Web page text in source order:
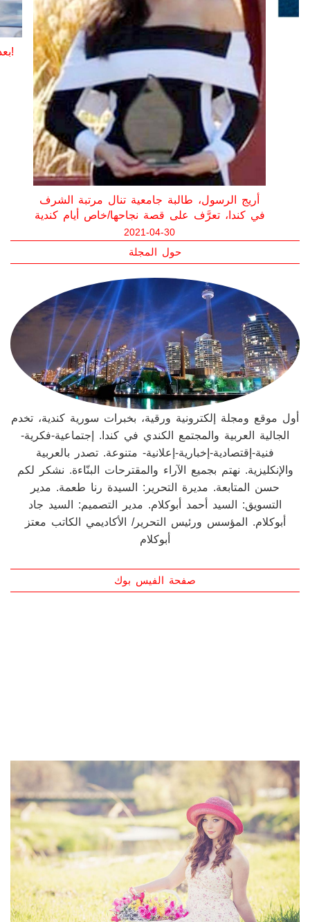
بعد أن كان يغسل السيارات، تخيلوا ماذا أصبح!
أريج الرسول، طالبة جامعية تنال مرتبة الشرف
في كندا، تعرَّف على قصة نجاحها/خاص أيام كندية
2021-04-30
حول المجلة
أول موقع ومجلة إلكترونية ورقية، بخبرات سورية كندية، تخدم
الجالية العربية والمجتمع الكندي في كندا. إجتماعية-فكرية-
فنية-إقتصادية-إخبارية-إعلانية- متنوعة. تصدر بالعربية
والإنكليزية. نهتم بجميع الآراء والمقترحات البنّاءة. نشكر لكم
حسن المتابعة. مديرة التحرير: السيدة رنا طعمة. مدير
التسويق: السيد أحمد أبوكلام. مدير التصميم: السيد جاد
أبوكلام. المؤسس ورئيس التحرير/ الأكاديمي الكاتب معتز
أبوكلام
صفحة الفيس بوك